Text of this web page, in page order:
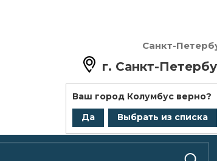
Санкт-
г. Санкт-
Ваш город Колумбус верно?
Да
Выбрать из списка
+7 (812) 418-25-77
zakaz@bazaflota.ru